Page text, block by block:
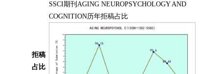
拒稿
占比
SSCI期刊AGING NEUROPSYCHOLOGY AND
COGNITION历年拒稿占比